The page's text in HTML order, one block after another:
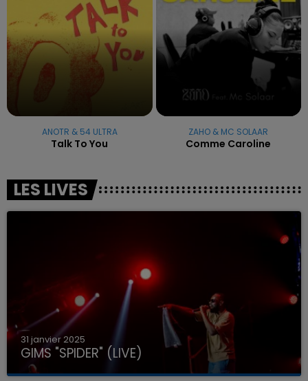
ANOTR & 54 ULTRA
Talk To You
ZAHO & MC SOLAAR
Comme Caroline
LES LIVES
31 janvier 2025
GIMS "SPIDER" (LIVE)